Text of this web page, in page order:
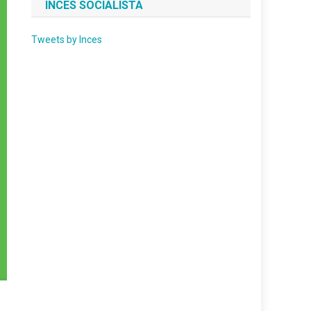
INCES SOCIALISTA
Tweets by Inces